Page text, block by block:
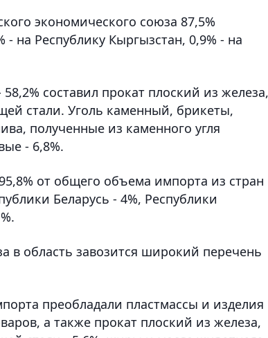
экономического союза 87,5%
на Республику Кыргызстан, 0,9% - на
составил прокат плоский из железа,
стали. Уголь каменный, брикеты,
полученные из каменного угля
- 6,8%.
от общего объема импорта из стран
Беларусь - 4%, Республики
в область завозится широкий перечень
преобладали пластмассы и изделия
а также прокат плоский из железа,